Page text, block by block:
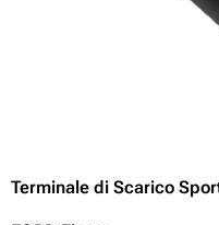
Terminale di Scarico